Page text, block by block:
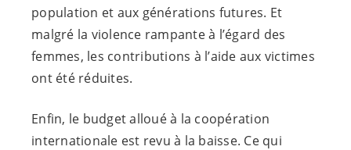
population et aux générations futures. Et
malgré la violence rampante à l’égard des
femmes, les contributions à l’aide aux victimes
ont été réduites.
Enfin, le budget alloué à la coopération
internationale est revu à la baisse. Ce qui